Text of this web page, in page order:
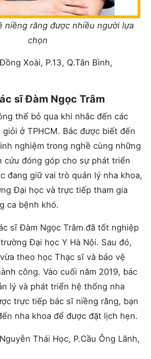
niềng răng được nhiều người lựa
chọn
Xoài, P.13, Q.Tân Bình,
sĩ Đàm Ngọc Trâm
thể bỏ qua khi nhắc đến các
ở TPHCM. Bác được biết đến
nghiệm trong nghề cùng những
cứu đóng góp cho sự phát triển
đang giữ vai trò quản lý nha khoa,
Đại học và trực tiếp tham gia
ca bệnh khó.
sĩ Đàm Ngọc Trâm đã tốt nghiệp
Đại học Y Hà Nội. Sau đó,
theo học Thạc sĩ và bảo vệ
công. Vào cuối năm 2019, bác
lý và phát triển hệ thống nha
trực tiếp bác sĩ niềng răng, bạn
nha khoa để được đặt lịch hẹn.
Thái Học, P.Cầu Ông Lãnh,